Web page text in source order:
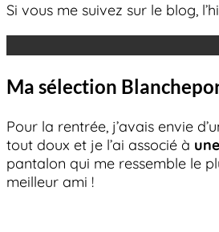
Si vous me suivez sur le blog,
Ma sélection
Pour la rentrée, j’avais envie
tout doux et je l’ai associé à
pantalon qui me ressemble le
meilleur ami !